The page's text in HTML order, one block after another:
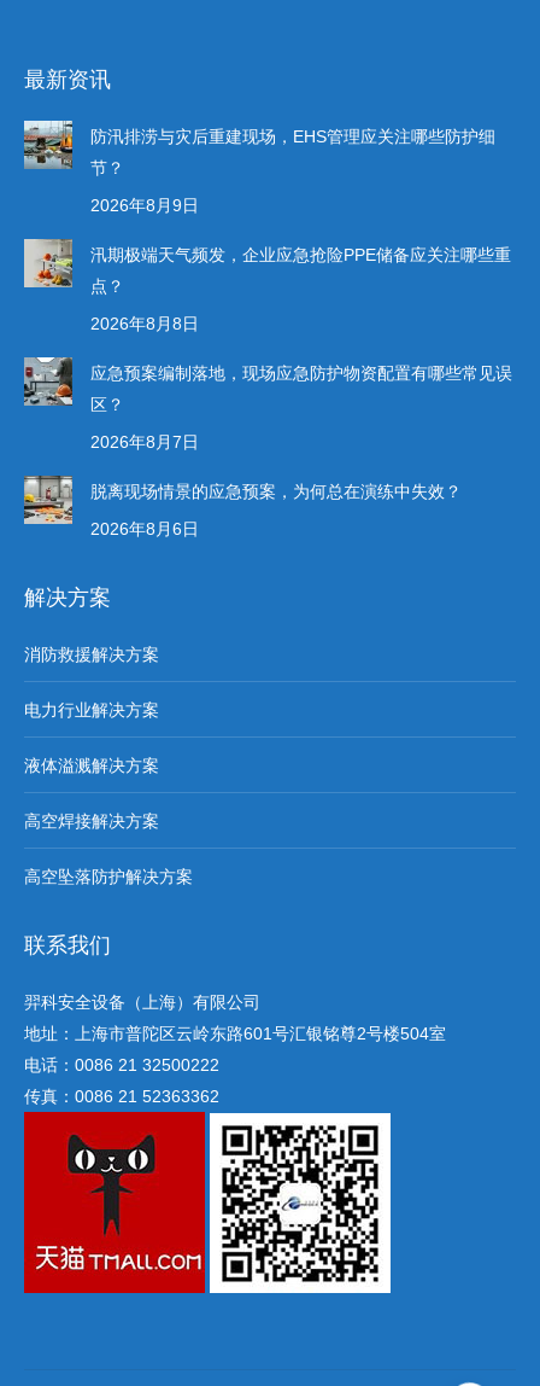
最新资讯
防汛排涝与灾后重建现场，EHS管理应关注哪些防护细
节？
2026年8月9日
汛期极端天气频发，企业应急抢险PPE储备应关注哪些重
点？
2026年8月8日
应急预案编制落地，现场应急防护物资配置有哪些常见误
区？
2026年8月7日
脱离现场情景的应急预案，为何总在演练中失效？
2026年8月6日
解决方案
消防救援解决方案
电力行业解决方案
液体溢溅解决方案
高空焊接解决方案
高空坠落防护解决方案
联系我们
羿科安全设备（上海）有限公司
地址：上海市普陀区云岭东路601号汇银铭尊2号楼504室
电话：0086 21 32500222
传真：0086 21 52363362